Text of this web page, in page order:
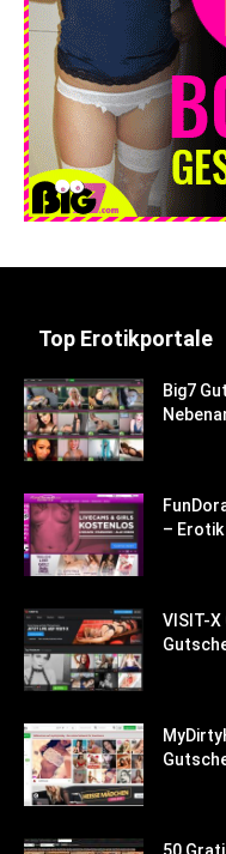
Top Erotikportale
Big7
–
VISIT-